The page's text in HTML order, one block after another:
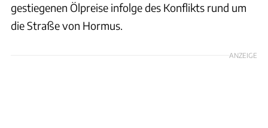
gestiegenen Ölpreise infolge des Konflikts rund um
die Straße von Hormus.
ANZEIGE